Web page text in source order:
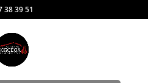
38 39 51